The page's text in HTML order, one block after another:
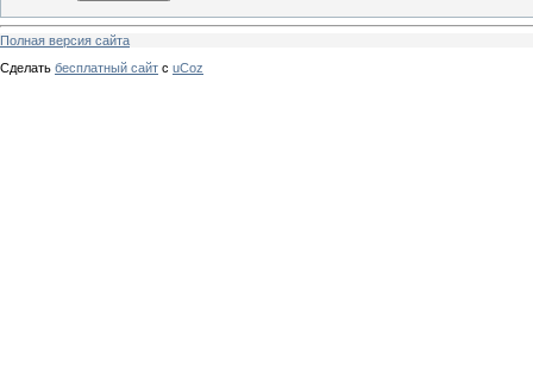
Полная версия сайта
Сделать бесплатный сайт с uCoz